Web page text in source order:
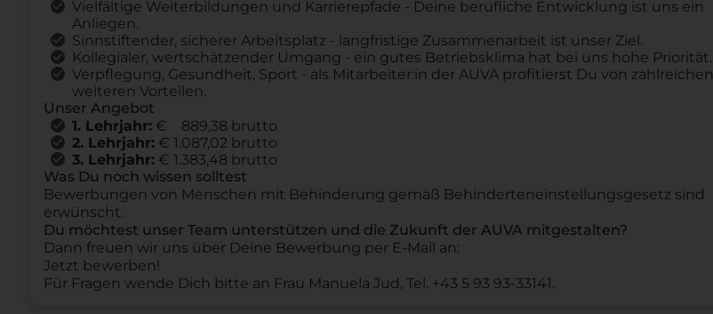
Vielfältige Weiterbildungen und Karrierepfade - Deine berufliche Entwicklung ist uns ein
Anliegen.
Sinnstiftender, sicherer Arbeitsplatz - langfristige Zusammenarbeit ist unser Ziel.
Kollegialer, wertschätzender Umgang - ein gutes Betriebsklima hat bei uns hohe Priorität.
Verpflegung, Gesundheit, Sport - als Mitarbeiter:in der AUVA profitierst Du von zahlreichen
weiteren Vorteilen.
Unser Angebot
1. Lehrjahr: € 889,38 brutto
2. Lehrjahr: € 1.087,02 brutto
3. Lehrjahr: € 1.383,48 brutto
Was Du noch wissen solltest
Bewerbungen von Menschen mit Behinderung gemäß Behinderteneinstellungsgesetz sind
erwünscht.
Du möchtest unser Team unterstützen und die Zukunft der AUVA mitgestalten?
Dann freuen wir uns über Deine Bewerbung per E-Mail an:
Jetzt bewerben!
Für Fragen wende Dich bitte an Frau Manuela Jud, Tel. +43 5 93 93-33141.